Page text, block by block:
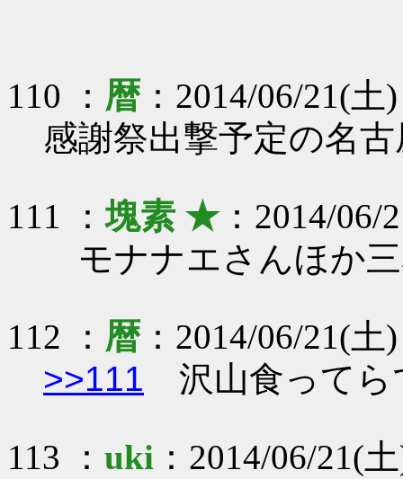
110 ： 暦 ：2014/06/21(
感謝祭出撃予定の名
111 ：塊素 ★：2014/06/
モナナエさんほか
112 ： 暦 ：2014/06/21(
>>111 沢山食って
113 ： uki ：2014/06/21(